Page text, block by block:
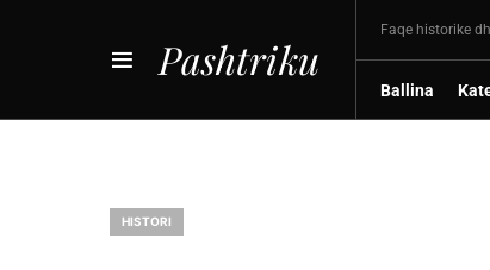
Pashtriku
Faqe historike
Ballina
HISTORI